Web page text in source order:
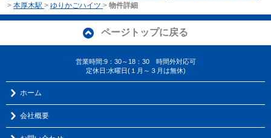
> 本厚木駅 > ゆりかごハイツ > 物件詳細
ページトップに戻る
営業時間:9：30～18：30 時間外対応可
定休日:水曜日(１月～３月は無休)
ホーム
会社概要